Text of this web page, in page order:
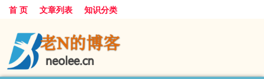
首 页 文章列表 知识分类